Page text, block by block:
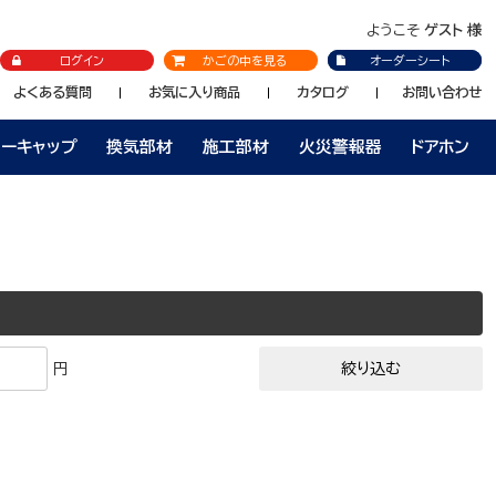
ようこそ ゲスト 様
ログイン かごの中を見る オーダーシート
よくある質問 お気に入り商品 カタログ お問い合わせ
キャップ 換気部材 施工部材 火災警報器 ドアホン
円